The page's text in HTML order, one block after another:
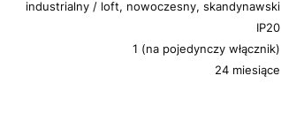
IP20
24 miesiące
industrialny / loft, nowoczesny, skandynawski
1 (na pojedynczy włącznik)